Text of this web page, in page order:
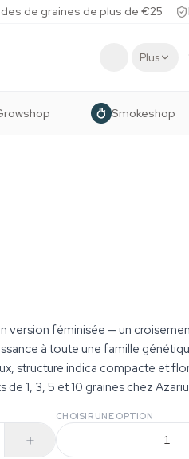
de graines de plus de €25
Plus
Smokeshop
version féminisée — un
à toute une famille
structure indica compacte et
1, 3, 5 et 10 graines chez
CHOISIR UNE OPTION
1